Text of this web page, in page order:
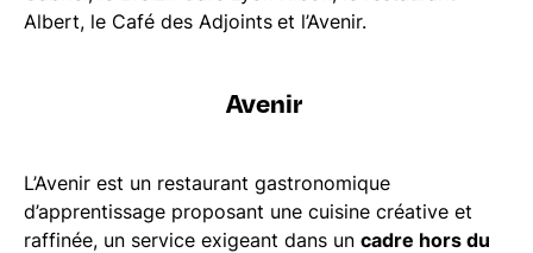
Albert, le Café des Adjoints et l’Avenir.
Avenir
L’Avenir est un restaurant gastronomique
d’apprentissage proposant une cuisine créative et
raffinée, un service exigeant dans un cadre hors du